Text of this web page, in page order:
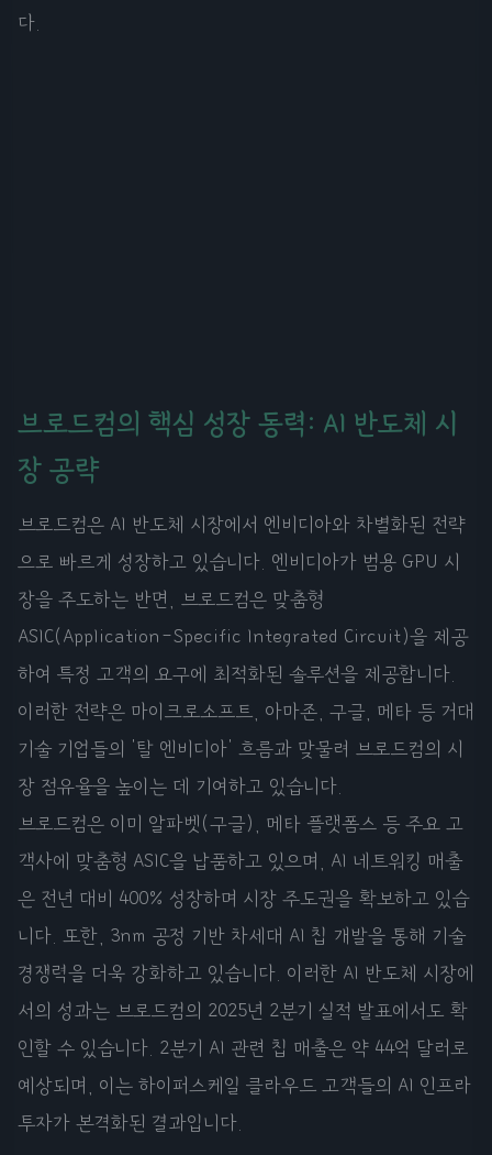
다.
브로드컴의 핵심 성장 동력: AI 반도체 시
장 공략
브로드컴은 AI 반도체 시장에서 엔비디아와 차별화된 전략
으로 빠르게 성장하고 있습니다. 엔비디아가 범용 GPU 시
장을 주도하는 반면, 브로드컴은 맞춤형
ASIC(Application-Specific Integrated Circuit)을 제공
하여 특정 고객의 요구에 최적화된 솔루션을 제공합니다.
이러한 전략은 마이크로소프트, 아마존, 구글, 메타 등 거대
기술 기업들의 '탈 엔비디아' 흐름과 맞물려 브로드컴의 시
장 점유율을 높이는 데 기여하고 있습니다.
브로드컴은 이미 알파벳(구글), 메타 플랫폼스 등 주요 고
객사에 맞춤형 ASIC을 납품하고 있으며, AI 네트워킹 매출
은 전년 대비 400% 성장하며 시장 주도권을 확보하고 있습
니다. 또한, 3nm 공정 기반 차세대 AI 칩 개발을 통해 기술
경쟁력을 더욱 강화하고 있습니다. 이러한 AI 반도체 시장에
서의 성과는 브로드컴의 2025년 2분기 실적 발표에서도 확
인할 수 있습니다. 2분기 AI 관련 칩 매출은 약 44억 달러로
예상되며, 이는 하이퍼스케일 클라우드 고객들의 AI 인프라
투자가 본격화된 결과입니다.